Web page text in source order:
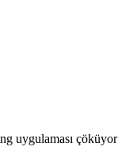
uygulaması çöküyor